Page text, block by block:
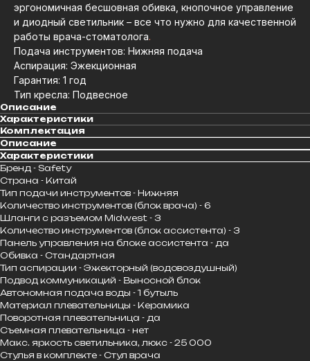
эргономичная бесшовная обивка, кнопочное управление
и диодный светильник – все что нужно для качественной
работы врача-стоматолога.
Подача инструментов: Нижняя подача
Аспирация: Эжекционная
Гарантия: 1 год
Тип кресла: Подвесное
Описание
Характеристики
Комплектация
Описание
Характеристики
Бренд - Safety
Страна - Китай
Тип подачи инструментов - Нижняя
Количество инструментов (блок врача) - 6
Шланги с разъемом Midwest - 3
Количество инструментов (блок ассистента) - 3
Панель управления на блоке ассистента - да
Обивка - Стандартная
Тип аспирации - Эжекторный (водовоздушный)
Подвод коммуникаций - Выносной блок
Автономная подача воды - 1 бутыль
Материал плевательницы - Керамика
Поворотная плевательница - да
Съемная плевательница - нет
Макс. яркость светильника, люкс - 25 000
Стулья в комплекте - Стул врача